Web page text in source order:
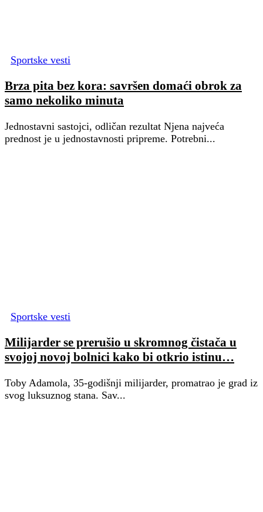
Sportske vesti
Brza pita bez kora: savršen domaći obrok za
samo nekoliko minuta
Jednostavni sastojci, odličan rezultat Njena najveća
prednost je u jednostavnosti pripreme. Potrebni...
Sportske vesti
Milijarder se prerušio u skromnog čistača u
svojoj novoj bolnici kako bi otkrio istinu…
Toby Adamola, 35-godišnji milijarder, promatrao je grad iz
svog luksuznog stana. Sav...